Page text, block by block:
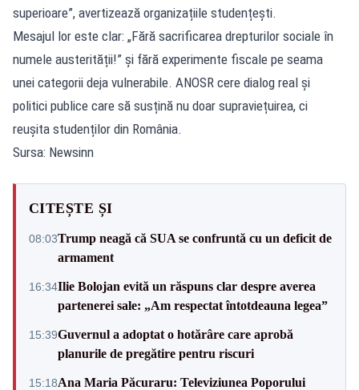
superioare”, avertizează organizațiile studențești.
Mesajul lor este clar: „Fără sacrificarea drepturilor sociale în
numele austerității!” și fără experimente fiscale pe seama
unei categorii deja vulnerabile. ANOSR cere dialog real și
politici publice care să susțină nu doar supraviețuirea, ci
reușita studenților din România.
Sursa: Newsinn
CITEȘTE ȘI
08:03Trump neagă că SUA se confruntă cu un deficit de
armament
16:34Ilie Bolojan evită un răspuns clar despre averea
partenerei sale: „Am respectat întotdeauna legea”
15:39Guvernul a adoptat o hotărâre care aprobă
planurile de pregătire pentru riscuri
15:18Ana Maria Păcuraru: Televiziunea Poporului